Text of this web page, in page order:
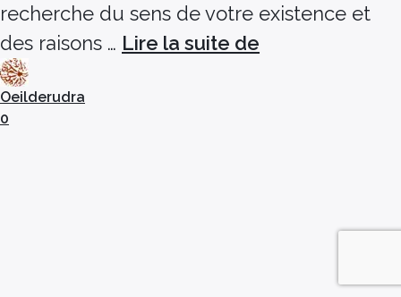
recherche du sens de votre existence et
des raisons … Lire la suite de
Oeilderudra
0